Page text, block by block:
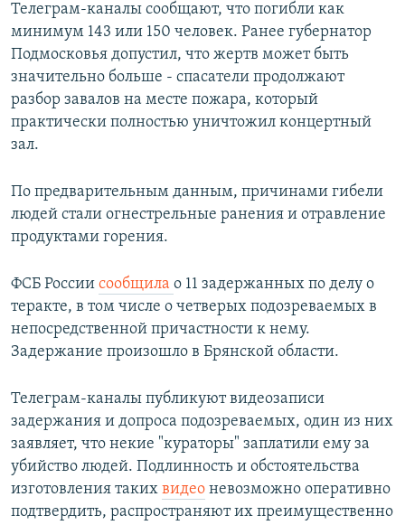
Телеграм-каналы сообщают, что погибли как
минимум 143 или 150 человек. Ранее губернатор
Подмосковья допустил, что жертв может быть
значительно больше - спасатели продолжают
разбор завалов на месте пожара, который
практически полностью уничтожил концертный
зал.
По предварительным данным, причинами гибели
людей стали огнестрельные ранения и отравление
продуктами горения.
ФСБ России сообщила о 11 задержанных по делу о
теракте, в том числе о четверых подозреваемых в
непосредственной причастности к нему.
Задержание произошло в Брянской области.
Телеграм-каналы публикуют видеозаписи
задержания и допроса подозреваемых, один из них
заявляет, что некие "кураторы" заплатили ему за
убийство людей. Подлинность и обстоятельства
изготовления таких видео невозможно оперативно
подтвердить, распространяют их преимущественно